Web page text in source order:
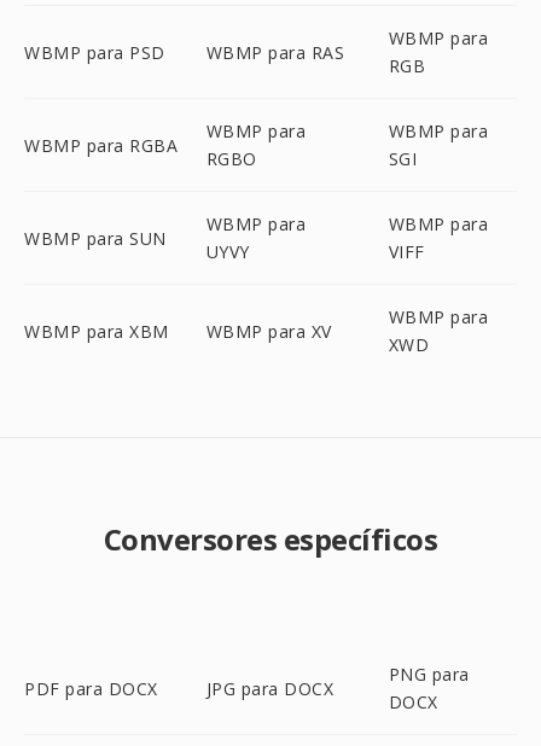
WBMP para PSD WBMP para RAS
WBMP para
RGB
WBMP para RGBA
WBMP para
RGBO
WBMP para
SGI
WBMP para SUN
WBMP para
UYVY
WBMP para
VIFF
WBMP para XBM WBMP para XV
WBMP para
XWD
Conversores específicos
PDF para DOCX JPG para DOCX
PNG para
DOCX